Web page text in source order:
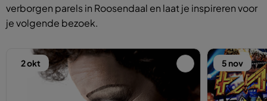
verborgen parels in Roosendaal en laat je inspireren voor
je volgende bezoek.
2 okt 5 nov